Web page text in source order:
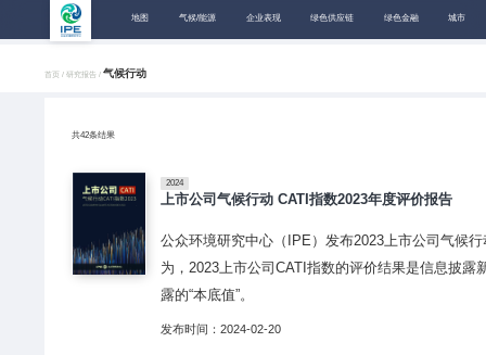
地图 气候/能源 企业表现 绿色供应链 绿色金融 城市
首页 / 研究报告 / 气候行动
共42条结果
2024
上市公司气候行动 CATI指数2023年度评价报告
公众环境研究中心（IPE）发布2023上市公司气候
为，2023上市公司CATI指数的评价结果是信息披
露的“本底值”。
发布时间：2024-02-20